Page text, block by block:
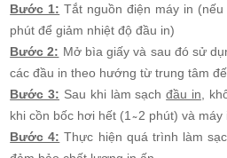
Bước 1: Tắt nguồn điện máy in
phút để giảm nhiệt độ đầu in)
Bước 2: Mở bìa giấy và sau đó sử
các đầu in theo hướng từ trung tâm
Bước 3: Sau khi làm sạchđầu in ,
khi cồn bốc hơi hết (1 ̴ 2 phút) và máy
Bước 4: Thực hiện quá trình làm